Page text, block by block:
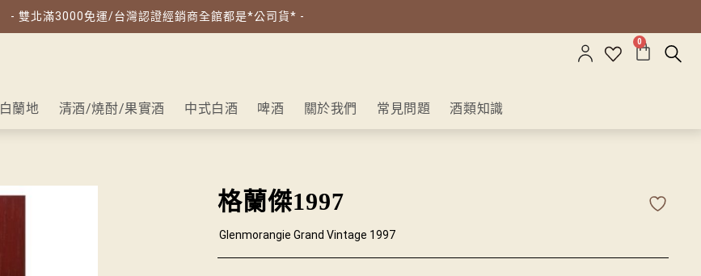
- 雙北滿3000免運/台灣認證經銷商全館都是*公司貨* -
0
白蘭地 清酒/燒酎/果實酒 中式白酒 啤酒 關於我們 常見問題 酒類知識
格蘭傑1997
Glenmorangie Grand Vintage 1997